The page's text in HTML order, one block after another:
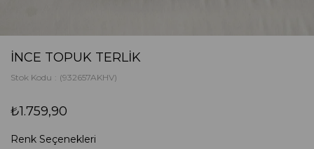
İNCE TOPUK TERLIK
Stok Kodu (932657AKHV)
₺1.759,90
Renk Seçenekleri